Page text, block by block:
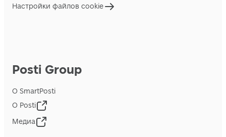
Настройки файлов cookie
Posti Group
О SmartPosti
О Posti
Медиа